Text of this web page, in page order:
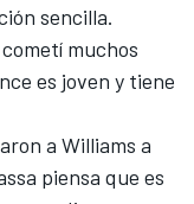
sencilla.
muchos
es joven y tiene
a Williams a
piensa que es